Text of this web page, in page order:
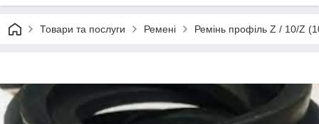
Товари та послуги Ремені Ремінь профіль Z / 10/Z